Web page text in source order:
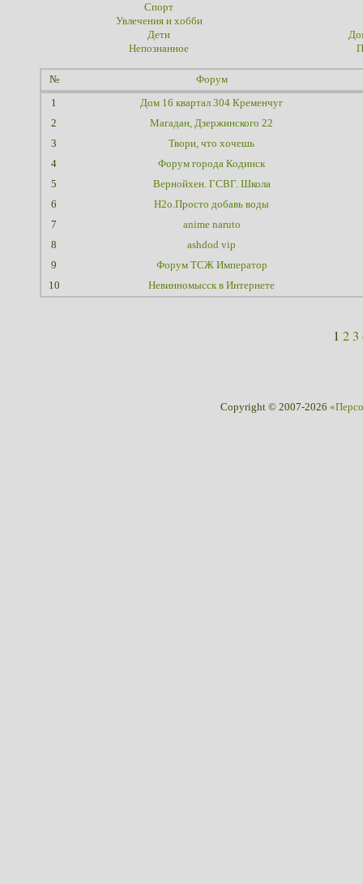
Спорт
Увлечения и хобби
Дети
Непознанное
№ Форум
1
Дом 16 квартал 304 Кременчуг
2
Магадан, Дзержинского 22
3
Твори, что хочешь
4
Форум города Кодинск
5
Вернойхен. ГСВГ. Школа
6
H2o.Просто добавь воды
7
anime naruto
8
ashdod vip
9
Форум ТСЖ Император
10
Невинномысск в Интернете
1 2 3
Copyright © 2007-2026